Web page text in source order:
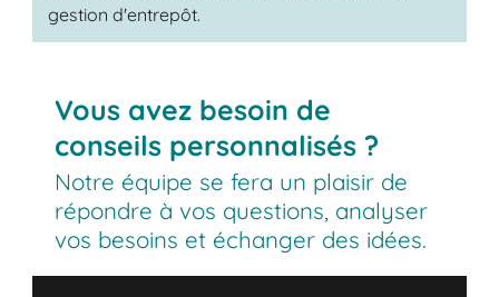
gestion d'entrepôt.
Vous avez besoin de
conseils personnalisés ?
Notre équipe se fera un plaisir de
répondre à vos questions, analyser
vos besoins et échanger des idées.